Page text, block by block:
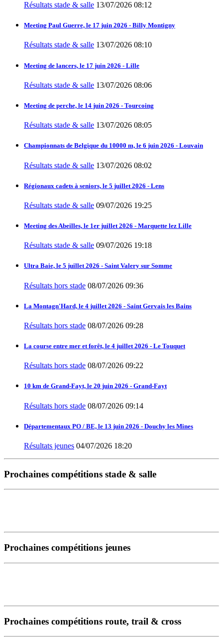
Résultats stade & salle 13/07/2026 08:12
Meeting Paul Guerre, le 17 juin 2026 - Billy Montigny
Résultats stade & salle 13/07/2026 08:10
Meeting de lancers, le 17 juin 2026 - Lille
Résultats stade & salle 13/07/2026 08:06
Meeting de perche, le 14 juin 2026 - Tourcoing
Résultats stade & salle 13/07/2026 08:05
Championnats de Belgique du 10000 m, le 6 juin 2026 - Louvain
Résultats stade & salle 13/07/2026 08:02
Régionaux cadets à seniors, le 5 juillet 2026 - Lens
Résultats stade & salle 09/07/2026 19:25
Meeting des Abeilles, le 1er juillet 2026 - Marquette lez Lille
Résultats stade & salle 09/07/2026 19:18
Ultra Baie, le 5 juillet 2026 - Saint Valery sur Somme
Résultats hors stade 08/07/2026 09:36
La Montagn'Hard, le 4 juillet 2026 - Saint Gervais les Bains
Résultats hors stade 08/07/2026 09:28
La course entre mer et forêt, le 4 juillet 2026 - Le Touquet
Résultats hors stade 08/07/2026 09:22
10 km de Grand-Fayt, le 20 juin 2026 - Grand-Fayt
Résultats hors stade 08/07/2026 09:14
Départementaux PO / BE, le 13 juin 2026 - Douchy les Mines
Résultats jeunes 04/07/2026 18:20
Prochaines compétitions stade & salle
Prochaines compétitions jeunes
Prochaines compétitions route, trail & cross